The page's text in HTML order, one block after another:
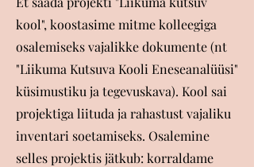
kool", koostasime mitme kolleegiga
osalemiseks vajalikke dokumente (nt
"Liikuma Kutsuva Kooli Eneseanalüüsi"
küsimustiku ja tegevuskava). Kool sai
projektiga liituda ja rahastust vajaliku
inventari soetamiseks. Osalemine
selles projektis jätkub: korraldame